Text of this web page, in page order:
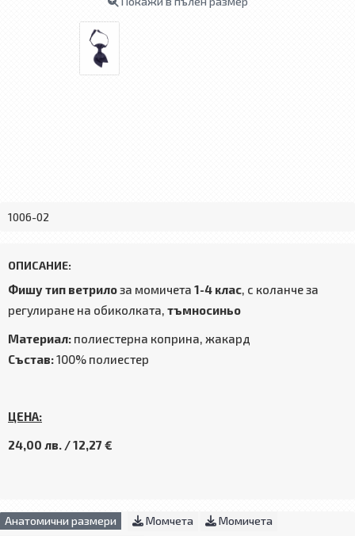
1006-02
ОПИСАНИЕ:
Фишу тип ветрилоза момичета 1-4 клас, с коланче за
регулиране на обиколката, тъмносиньо
Материал: полиестерна коприна, жакард
Състав:100% полиестер
ЦЕНА:
24,00 лв. / 12,27 €
Анатомични размери Момчета
Момичета